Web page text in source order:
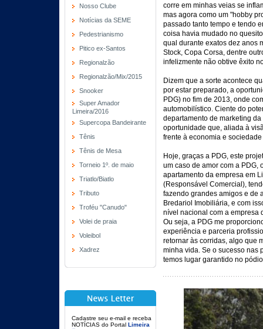
Nosso Clube
Notícias da SEME
Pedestrianismo
Pitico ex-Santos
Regionalzão
Regionalzão/Mix/2015
Snooker
Super Amador
Limeira/2016
Supercopa Bandeirante
Tênis
Tênis de Mesa
Torneio 1º. de maio
Triatlo/Biatlo
Tributo
Troféu "Canudo"
Volei de praia
Voleibol
Xadrez
Cadastre seu e-mail e receba
NOTÍCIAS do Portal Limeira
corre em minhas veias se
mas agora como um "hobby
passado tanto tempo e tendo
coisa havia mudado no
qual durante exatos dez anos
Stock, Copa Corsa, dentre
infelizmente não obtive êxito
Dizem que a sorte acontece
por estar preparado, a
PDG) no fim de 2013, onde
automobilístico. Ciente do
departamento de marketing
oportunidade que, aliada à
frente à economia e
Hoje, graças a PDG, este
um caso de amor com a PDG,
apartamento da empresa em
(Responsável Comercial),
fazendo grandes amigos e de
Bredariol Imobiliária, e com
nível nacional com a empresa
Ou seja, a PDG me
experiência e parceria
retornar às corridas, algo que
minha vida. Se o sucesso nas
temos lugar garantido no